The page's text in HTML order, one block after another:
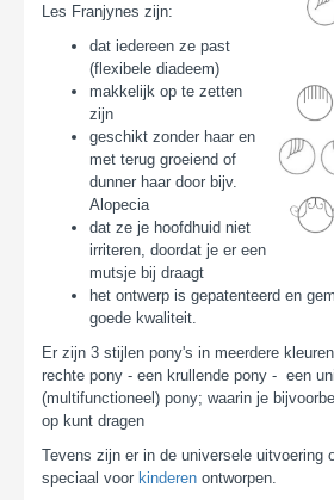
Les Franjynes zijn:
dat iedereen ze past
(flexibele diadeem)
makkelijk op te zetten
zijn
geschikt zonder haar en
met terug groeiend of
dunner haar door bijv.
Alopecia
dat ze je hoofdhuid niet
irriteren, doordat je er een
mutsje bij draagt
het ontwerp is gepatenteerd en
goede kwaliteit.
Er zijn 3 stijlen pony's in meerdere
rechte pony - een krullende pony - een
(multifunctioneel) pony; waarin je
op kunt dragen
Tevens zijn er in de universele uitvoering
speciaal voor kinderen ontworpen.